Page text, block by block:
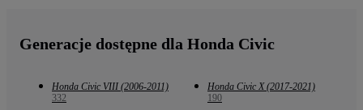
Generacje dostępne dla Honda Civic
Honda Civic VIII (2006-2011)
332
Honda Civic X (2017-2021)
190